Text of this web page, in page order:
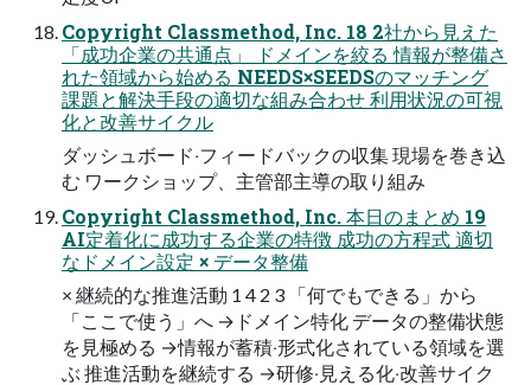
Copyright Classmethod, Inc. 18 2社から⾒えた
「成功企業の共通点」 ドメインを絞る 情報が整備さ
れた領域から始める NEEDS×SEEDSのマッチング
課題と解決⼿段の適切な組み合わせ 利⽤状況の可視
化と改善サイクル
ダッシュボード‧フィードバックの収集 現場を巻き込
む ワークショップ、主管部主導の取り組み
Copyright Classmethod, Inc. 本⽇のまとめ 19
AI定着化に成功する企業の特徴 成功の⽅程式 適切
なドメイン設定 × データ整備
× 継続的な推進活動 1 4 2 3 「何でもできる」から
「ここで使う」へ →ドメイン特化 データの整備状態
を⾒極める →情報が蓄積‧形式化されている領域を選
ぶ 推進活動を継続する →研修‧⾒える化‧改善サイク